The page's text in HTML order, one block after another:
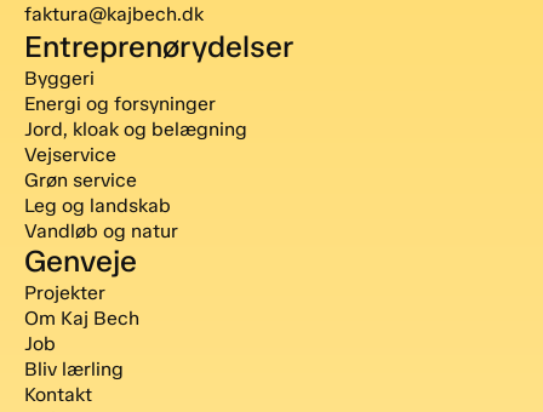
faktura@kajbech.dk
Entreprenørydelser
Byggeri
Energi og forsyninger
Jord, kloak og belægning
Vejservice
Grøn service
Leg og landskab
Vandløb og natur
Genveje
Projekter
Om Kaj Bech
Job
Bliv lærling
Kontakt